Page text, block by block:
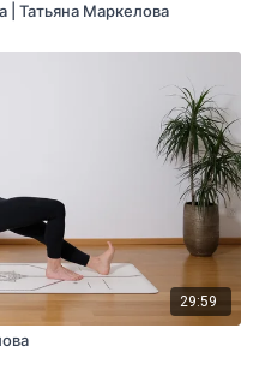
| Татьяна Маркелова
29:59